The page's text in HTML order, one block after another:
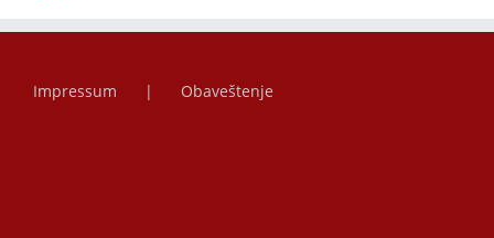
Impressum Obaveštenje